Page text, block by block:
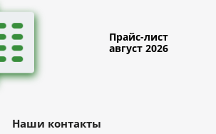
Прайс-лист
август 2026
Наши контакты